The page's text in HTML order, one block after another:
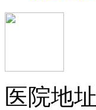
医院地